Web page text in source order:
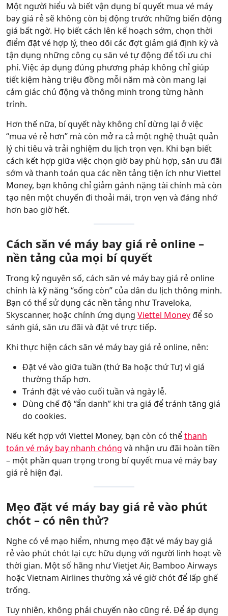
Một người hiểu và biết vận dụng bí quyết mua vé máy
bay giá rẻ sẽ không còn bị động trước những biến động
giá bất ngờ. Họ biết cách lên kế hoạch sớm, chọn thời
điểm đặt vé hợp lý, theo dõi các đợt giảm giá định kỳ và
tận dụng những công cụ săn vé tự động để tối ưu chi
phí. Việc áp dụng đúng phương pháp không chỉ giúp
tiết kiệm hàng triệu đồng mỗi năm mà còn mang lại
cảm giác chủ động và thông minh trong từng hành
trình.
Hơn thế nữa, bí quyết này không chỉ dừng lại ở việc
“mua vé rẻ hơn” mà còn mở ra cả một nghệ thuật quản
lý chi tiêu và trải nghiệm du lịch trọn vẹn. Khi bạn biết
cách kết hợp giữa việc chọn giờ bay phù hợp, săn ưu đãi
sớm và thanh toán qua các nền tảng tiện ích như Viettel
Money, bạn không chỉ giảm gánh nặng tài chính mà còn
tạo nên một chuyến đi thoải mái, trọn vẹn và đáng nhớ
hơn bao giờ hết.
Cách săn vé máy bay giá rẻ online –
nền tảng của mọi bí quyết
Trong kỷ nguyên số, cách săn vé máy bay giá rẻ online
chính là kỹ năng “sống còn” của dân du lịch thông minh.
Bạn có thể sử dụng các nền tảng như Traveloka,
Skyscanner, hoặc chính ứng dụng Viettel Moneyđể so
sánh giá, săn ưu đãi và đặt vé trực tiếp.
Khi thực hiện cách săn vé máy bay giá rẻ online, nên:
Đặt vé vào giữa tuần (thứ Ba hoặc thứ Tư) vì giá
thường thấp hơn.
Tránh đặt vé vào cuối tuần và ngày lễ.
Dùng chế độ “ẩn danh” khi tra giá để tránh tăng giá
do cookies.
Nếu kết hợp với Viettel Money, bạn còn có thểthanh
toán vé máy bay nhanh chóng và nhận ưu đãi hoàn tiền
– một phần quan trọng trong bí quyết mua vé máy bay
giá rẻ hiện đại.
Mẹo đặt vé máy bay giá rẻ vào phút
chót – có nên thử?
Nghe có vẻ mạo hiểm, nhưng mẹo đặt vé máy bay giá
rẻ vào phút chót lại cực hữu dụng với người linh hoạt về
thời gian. Một số hãng như Vietjet Air, Bamboo Airways
hoặc Vietnam Airlines thường xả vé giờ chót để lấp ghế
trống.
Tuy nhiên, không phải chuyến nào cũng rẻ. Để áp dụng